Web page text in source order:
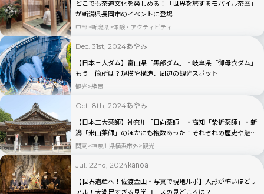
どこでも茶道文化を楽しめる！「世界を旅するモバイル茶室」
が新潟県長岡市のイベントに登場
中部 新潟県 体験・アクティビティ
Dec. 31st, 2024あやみ
【日本三大ダム】富山県「黒部ダム」・岐阜県「御母衣ダム」
もう一箇所は？規模や構造、周辺の観光スポット
観光 絶景
Oct. 8th, 2024あやみ
【日本三大薬師】神奈川「日向薬師」・高知「柴折薬師」・新
潟「米山薬師」のほかにも複数あった！それぞれの歴史や魅力
とは？
関東 神奈川県横浜市外 観光
Jul. 22nd, 2024kanoa
【世界遺産へ！佐渡金山・写真で現地ルポ】人形が怖いほどリ
アル！大満足すぎる見学コースの見どころは？